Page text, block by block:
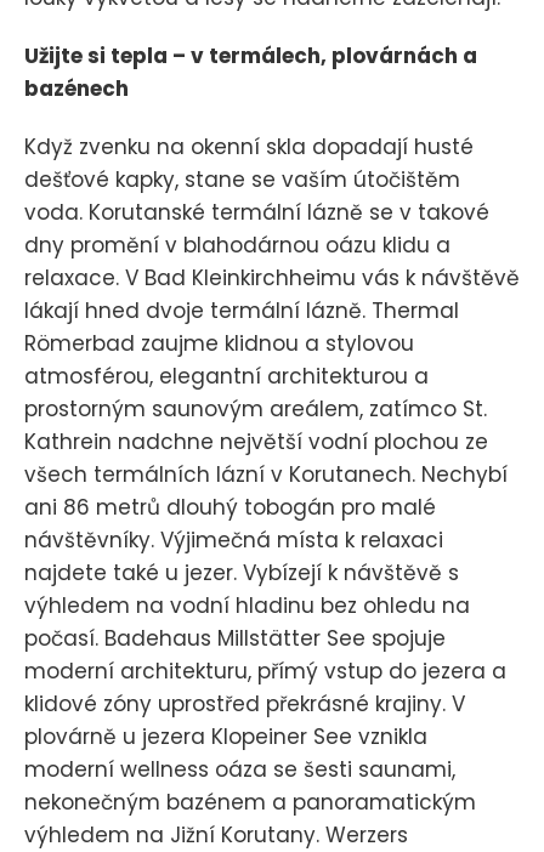
Užijte si tepla – v termálech, plovárnách a
bazénech
Když zvenku na okenní skla dopadají husté
dešťové kapky, stane se vaším útočištěm
voda. Korutanské termální lázně se v takové
dny promění v blahodárnou oázu klidu a
relaxace. V Bad Kleinkirchheimu vás k návštěvě
lákají hned dvoje termální lázně. Thermal
Römerbad zaujme klidnou a stylovou
atmosférou, elegantní architekturou a
prostorným saunovým areálem, zatímco St.
Kathrein nadchne největší vodní plochou ze
všech termálních lázní v Korutanech. Nechybí
ani 86 metrů dlouhý tobogán pro malé
návštěvníky. Výjimečná místa k relaxaci
najdete také u jezer. Vybízejí k návštěvě s
výhledem na vodní hladinu bez ohledu na
počasí. Badehaus Millstätter See spojuje
moderní architekturu, přímý vstup do jezera a
klidové zóny uprostřed překrásné krajiny. V
plovárně u jezera Klopeiner See vznikla
moderní wellness oáza se šesti saunami,
nekonečným bazénem a panoramatickým
výhledem na Jižní Korutany. Werzers